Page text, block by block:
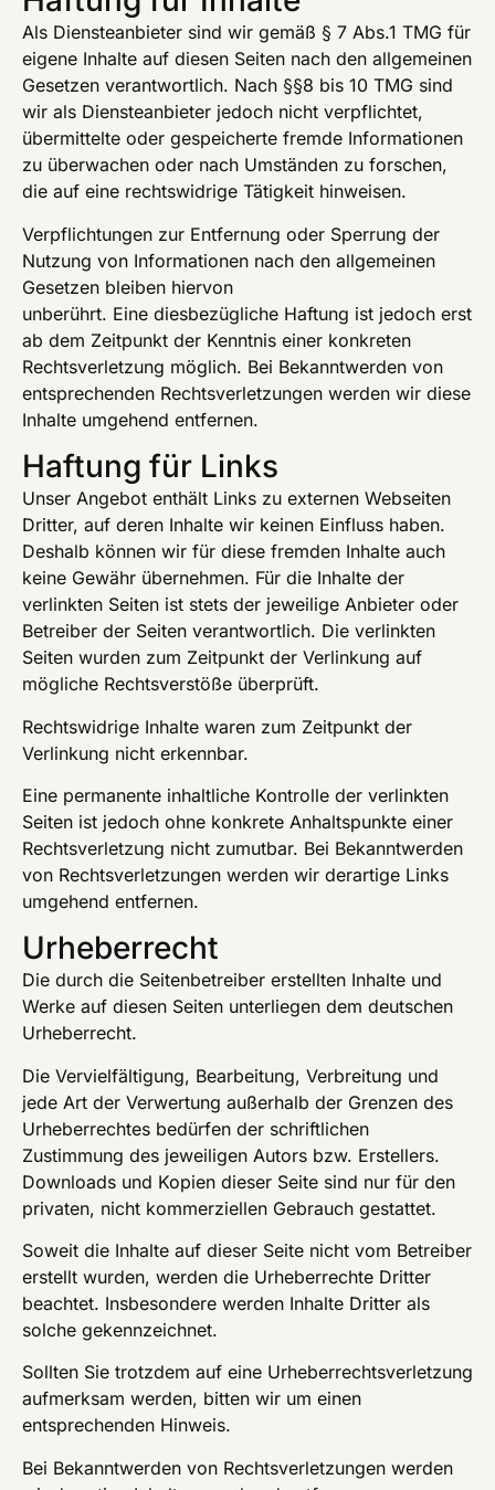
Als Diensteanbieter sind wir gemäß § 7 Abs.1 TMG für
eigene Inhalte auf diesen Seiten nach den allgemeinen
Gesetzen verantwortlich. Nach §§8 bis 10 TMG sind
wir als Diensteanbieter jedoch nicht verpflichtet,
übermittelte oder gespeicherte fremde Informationen
zu überwachen oder nach Umständen zu forschen,
die auf eine rechtswidrige Tätigkeit hinweisen.
Verpflichtungen zur Entfernung oder Sperrung der
Nutzung von Informationen nach den allgemeinen
Gesetzen bleiben hiervon
unberührt. Eine diesbezügliche Haftung ist jedoch erst
ab dem Zeitpunkt der Kenntnis einer konkreten
Rechtsverletzung möglich. Bei Bekanntwerden von
entsprechenden Rechtsverletzungen werden wir diese
Inhalte umgehend entfernen.
Haftung für Links
Unser Angebot enthält Links zu externen Webseiten
Dritter, auf deren Inhalte wir keinen Einfluss haben.
Deshalb können wir für diese fremden Inhalte auch
keine Gewähr übernehmen. Für die Inhalte der
verlinkten Seiten ist stets der jeweilige Anbieter oder
Betreiber der Seiten verantwortlich. Die verlinkten
Seiten wurden zum Zeitpunkt der Verlinkung auf
mögliche Rechtsverstöße überprüft.
Rechtswidrige Inhalte waren zum Zeitpunkt der
Verlinkung nicht erkennbar.
Eine permanente inhaltliche Kontrolle der verlinkten
Seiten ist jedoch ohne konkrete Anhaltspunkte einer
Rechtsverletzung nicht zumutbar. Bei Bekanntwerden
von Rechtsverletzungen werden wir derartige Links
umgehend entfernen.
Urheberrecht
Die durch die Seitenbetreiber erstellten Inhalte und
Werke auf diesen Seiten unterliegen dem deutschen
Urheberrecht.
Die Vervielfältigung, Bearbeitung, Verbreitung und
jede Art der Verwertung außerhalb der Grenzen des
Urheberrechtes bedürfen der schriftlichen
Zustimmung des jeweiligen Autors bzw. Erstellers.
Downloads und Kopien dieser Seite sind nur für den
privaten, nicht kommerziellen Gebrauch gestattet.
Soweit die Inhalte auf dieser Seite nicht vom Betreiber
erstellt wurden, werden die Urheberrechte Dritter
beachtet. Insbesondere werden Inhalte Dritter als
solche gekennzeichnet.
Sollten Sie trotzdem auf eine Urheberrechtsverletzung
aufmerksam werden, bitten wir um einen
entsprechenden Hinweis.
Bei Bekanntwerden von Rechtsverletzungen werden